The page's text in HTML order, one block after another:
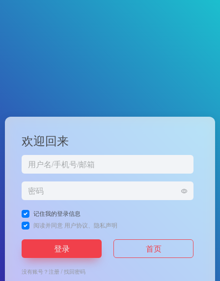
欢迎回来
记住我的登录信息
阅读并同意 用户协议 隐私声明
登录 首页
没有账号？注册/找回密码